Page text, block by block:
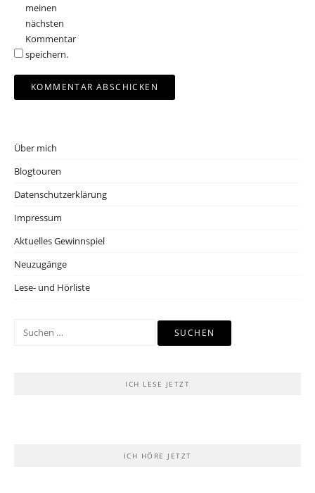
meinen
nächsten
Kommentar
speichern.
Über mich
Blogtouren
Datenschutzerklärung
Impressum
Aktuelles Gewinnspiel
Neuzugänge
Lese- und Hörliste
Suchen
ICH LESE JETZT
ICH HÖRE JETZT